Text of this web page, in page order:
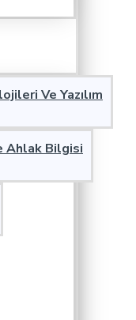
Ve Yazılım
Ahlak Bilgisi